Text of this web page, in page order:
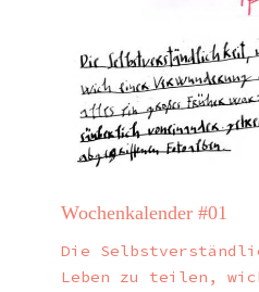
Wochenkalender #01
Die
Leben zu teilen,